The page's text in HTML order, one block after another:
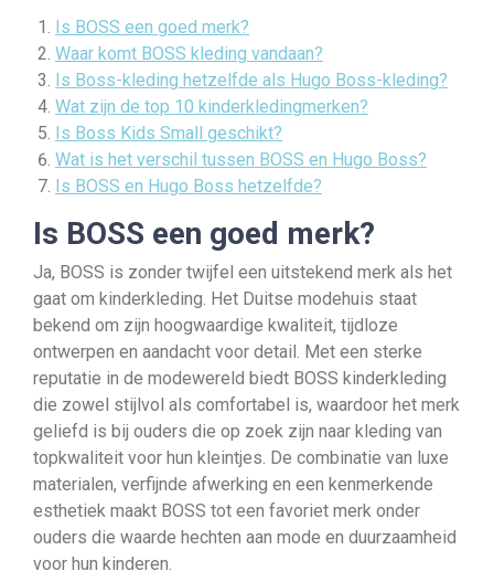
Is BOSS een goed merk?
Waar komt BOSS kleding vandaan?
Is Boss-kleding hetzelfde als Hugo Boss-kleding?
Wat zijn de top 10 kinderkledingmerken?
Is Boss Kids Small geschikt?
Wat is het verschil tussen BOSS en Hugo Boss?
Is BOSS en Hugo Boss hetzelfde?
Is BOSS een goed merk?
Ja, BOSS is zonder twijfel een uitstekend merk als het
gaat om kinderkleding. Het Duitse modehuis staat
bekend om zijn hoogwaardige kwaliteit, tijdloze
ontwerpen en aandacht voor detail. Met een sterke
reputatie in de modewereld biedt BOSS kinderkleding
die zowel stijlvol als comfortabel is, waardoor het merk
geliefd is bij ouders die op zoek zijn naar kleding van
topkwaliteit voor hun kleintjes. De combinatie van luxe
materialen, verfijnde afwerking en een kenmerkende
esthetiek maakt BOSS tot een favoriet merk onder
ouders die waarde hechten aan mode en duurzaamheid
voor hun kinderen.